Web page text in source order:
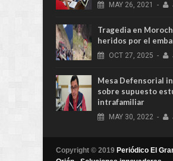
MAY 26, 2021 -
Tragedia en
heridos por el
OCT 27, 2025 -
Mesa Defensorial
sobre supuesto
intrafamiliar
MAY 30, 2022 -
Copyright © 2019 Periódico El